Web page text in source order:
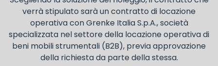
verrà stipulato sarà un contratto di locazione
operativa con Grenke Italia S.p.A., società
specializzata nel settore della locazione operativa di
beni mobili strumentali (B2B), previa approvazione
della richiesta da parte della stessa.